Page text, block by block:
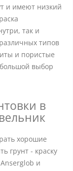
и имеют низкий
так и
типов
и пористые
выбор
в
хорошие
грунт - краску
и